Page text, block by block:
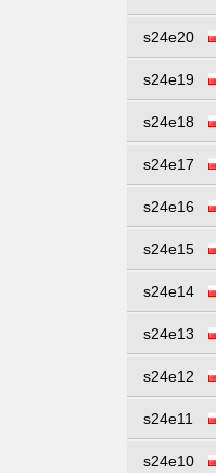
s24e20
s24e19
s24e18
s24e17
s24e16
s24e15
s24e14
s24e13
s24e12
s24e11
s24e10